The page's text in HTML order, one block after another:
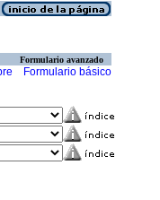
Formulario avanzado
Formulario básico